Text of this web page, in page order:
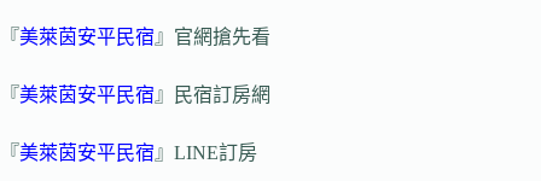
『美萊茵安平民宿 』官網搶先看
『美萊茵安平民宿 』民宿訂房網
『美萊茵安平民宿 』LINE訂房